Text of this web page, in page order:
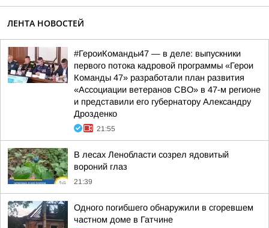
ЛЕНТА НОВОСТЕЙ
#ГероиКоманды47 — в деле: выпускники
первого потока кадровой программы «Герои
Команды 47» разработали план развития
«Ассоциации ветеранов СВО» в 47-м регионе
и представили его губернатору Александру
Дрозденко
21:55
В лесах Ленобласти созрел ядовитый
вороний глаз
21:39
Одного погибшего обнаружили в сгоревшем
частном доме в Гатчине